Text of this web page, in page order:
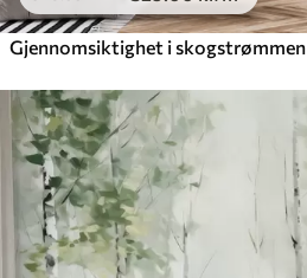
Gjennomsiktighet i skogstrømmen